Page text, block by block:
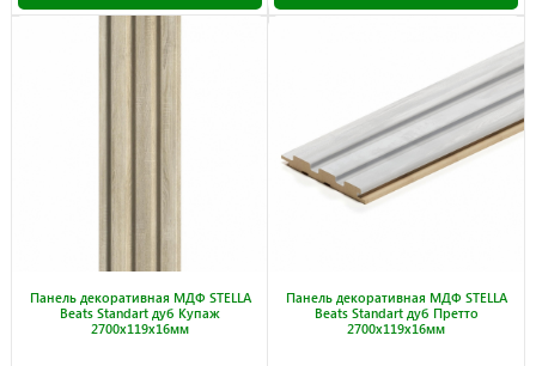
Панель декоративная МДФ STELLA
Beats Standart дуб Купаж
2700x119x16мм
Панель декоративная МДФ STELLA
Beats Standart дуб Претто
2700x119x16мм